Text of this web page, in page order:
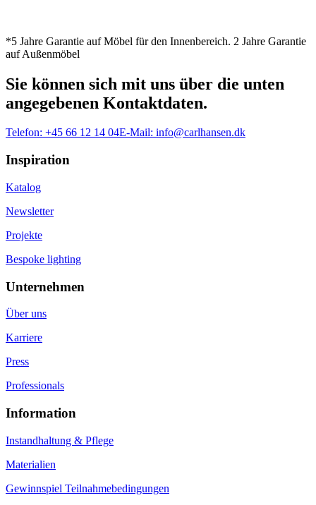
*5 Jahre Garantie auf Möbel für den Innenbereich. 2 Jahre Garantie
auf Außenmöbel
Sie können sich mit uns über die unten
angegebenen Kontaktdaten.
Telefon: +45 66 12 14 04E-Mail: info@carlhansen.dk
Inspiration
Katalog
Newsletter
Projekte
Bespoke lighting
Unternehmen
Über uns
Karriere
Press
Professionals
Information
Instandhaltung & Pflege
Materialien
Gewinnspiel Teilnahmebedingungen